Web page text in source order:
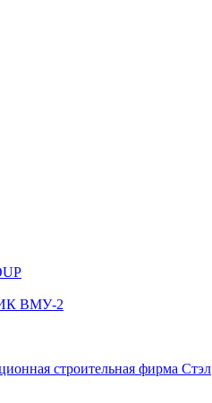
ВМУ-2
строительная фирма Стэл